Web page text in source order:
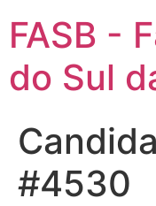
FASB -
do Sul
#4530